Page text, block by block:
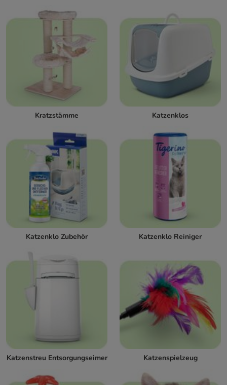
Kratzstämme Katzenklos
Katzenklo Zubehör Katzenklo Reiniger
Katzenstreu Entsorgungseimer Katzenspielzeug